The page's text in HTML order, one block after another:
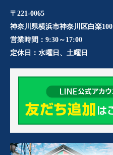
〒221-0065
神奈川県横浜市神奈川区白楽100
営業時間： 9:30～17:00
定休日： 水曜日、土曜日